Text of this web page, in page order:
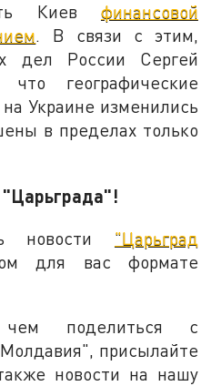
Киев финансовой
. В связи с этим,
дел России Сергей
географические
Украине изменились
в пределах только
новости "Царьград
для вас формате
поделиться с
присылайте
новости на нашу